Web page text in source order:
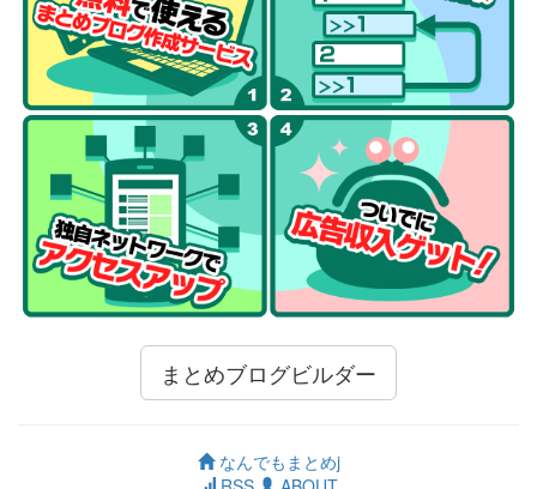
まとめブログビルダー
なんでもまとめj